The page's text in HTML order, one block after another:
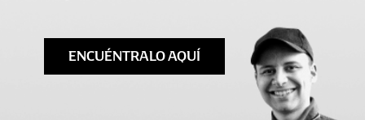
ENCUÉNTRALO AQUÍ